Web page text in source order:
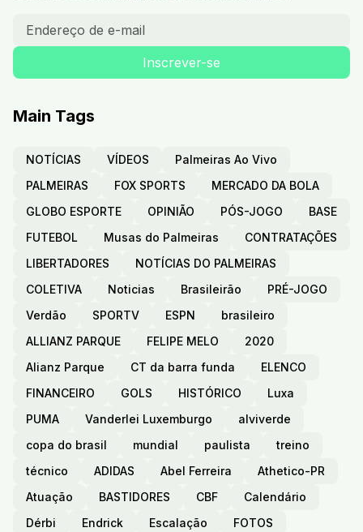
Main Tags
NOTÍCIAS VÍDEOS
Palmeiras Ao Vivo
PALMEIRAS
FOX SPORTS
MERCADO DA BOLA
GLOBO ESPORTE
OPINIÃO PÓS-JOGO
BASE
FUTEBOL
Musas do Palmeiras
CONTRATAÇÕES
LIBERTADORES
NOTÍCIAS DO PALMEIRAS
COLETIVA
Noticias Brasileirão
PRÉ-JOGO
Verdão
SPORTV ESPN
brasileiro
ALLIANZ PARQUE
FELIPE MELO
2020
Alianz Parque
CT da barra funda
ELENCO
FINANCEIRO
GOLS HISTÓRICO
Luxa
PUMA
Vanderlei Luxemburgo
alviverde
copa do brasil
mundial paulista
treino
técnico
ADIDAS Abel Ferreira
Athetico-PR
Atuação
BASTIDORES CBF
Calendário
Dérbi
Endrick Escalação
FOTOS